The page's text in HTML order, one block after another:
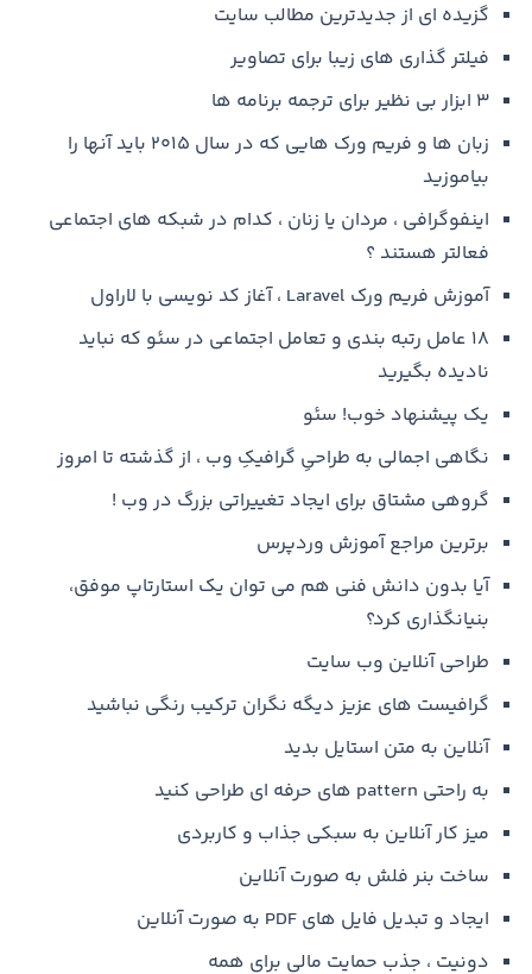
گزیده ای از جدیدترین مطالب سایت
فیلتر گذاری های زیبا برای تصاویر
۳ ابزار بی نظیر برای ترجمه برنامه ها
زبان ها و فریم ورک هایی که در سال ۲۰۱۵ باید آنها را
بیاموزید
اینفوگرافی ، مردان یا زنان ، کدام در شبکه های اجتماعی
فعالتر هستند ؟
آموزش فریم ورک Laravel ، آغاز کد نویسی با لاراول
۱۸ عامل رتبه بندی و تعامل اجتماعی در سئو که نباید
نادیده بگیرید
یک پیشنهاد خوب! سئو
نگاهی اجمالی به طراحیِ گرافیکِ وب ، از گذشته تا امروز
گروهی مشتاق برای ایجاد تغییراتی بزرگ در وب !
برترین مراجع آموزش وردپرس
آیا بدون دانش فنی هم می توان یک استارتاپ موفق،
بنیانگذاری کرد؟
طراحی آنلاین وب سایت
گرافیست های عزیز دیگه نگران ترکیب رنگی نباشید
آنلاین به متن استایل بدید
به راحتی pattern های حرفه ای طراحی کنید
میز کار آنلاین به سبکی جذاب و کاربردی
ساخت بنر فلش به صورت آنلاین
ایجاد و تبدیل فایل های PDF به صورت آنلاین
دونیت ، جذب حمایت مالی برای همه